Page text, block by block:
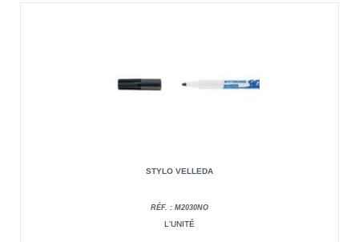
STYLO VELLEDA
RÉF. : M2030NO
L'UNITÉ